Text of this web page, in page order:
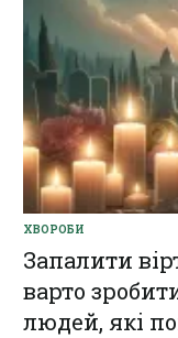
ХВОРОБИ
Запалити
варто
людей, які